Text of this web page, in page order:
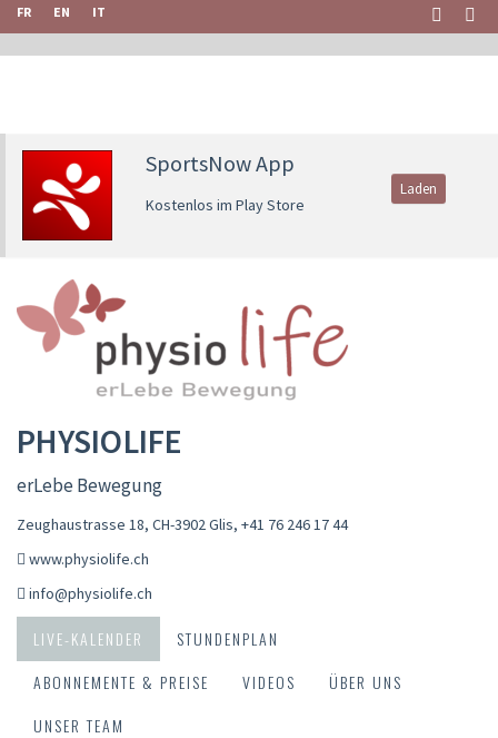
FR EN IT
SportsNow App
Kostenlos im Play Store
Laden
PHYSIOLIFE
erLebe Bewegung
Zeughaustrasse 18, CH-3902 Glis, +41 76 246 17 44
www.physiolife.ch
info@physiolife.ch
LIVE-KALENDER
STUNDENPLAN
ABONNEMENTE & PREISE
VIDEOS
ÜBER UNS
UNSER TEAM